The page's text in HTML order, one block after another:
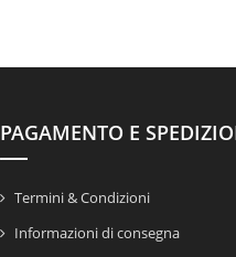
PAGAMENTO E
Termini & Condizioni
Informazioni di consegna